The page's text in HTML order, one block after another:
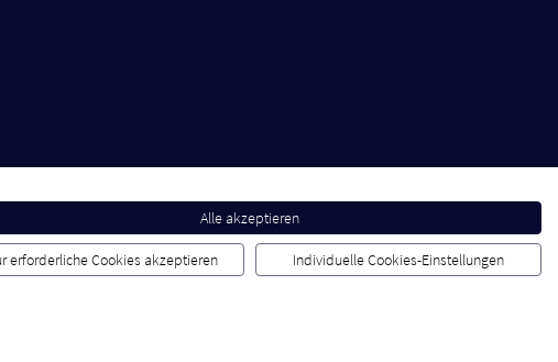
Alle akzeptieren
erforderliche Cookies akzeptieren Individuelle Cookies-Einstellungen